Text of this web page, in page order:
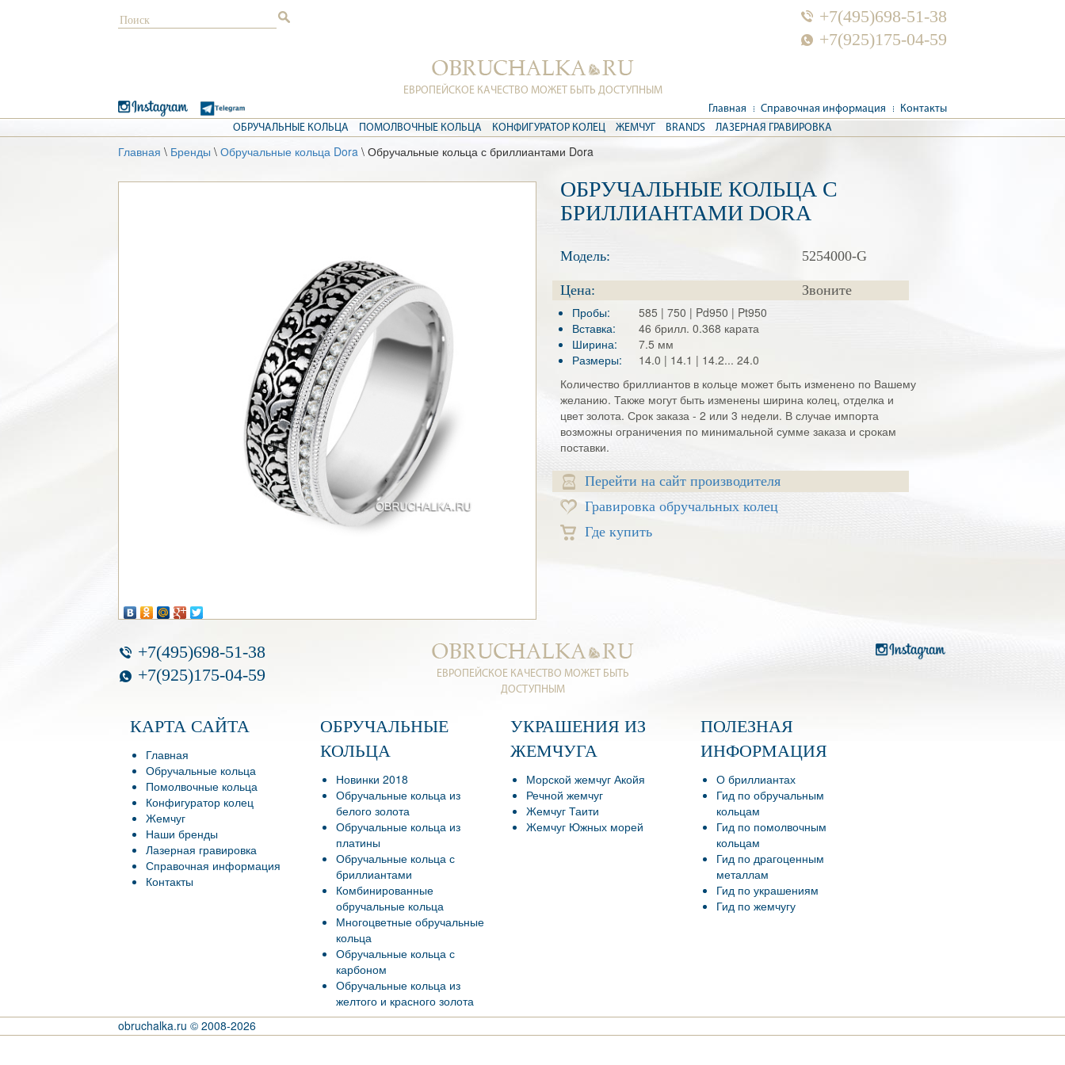
+7(495)698-51-38
+7(925)175-04-59
ЕВРОПЕЙСКОЕ КАЧЕСТВО МОЖЕТ БЫТЬ ДОСТУПНЫМ
Главная
Справочная информация
Контакты
ОБРУЧАЛЬНЫЕ КОЛЬЦА
ПОМОЛВОЧНЫЕ КОЛЬЦА КОНФИГУРАТОР КОЛЕЦ ЖЕМЧУГ BRANDS ЛАЗЕРНАЯ ГРАВИРОВКА
Главная \ Бренды \ Обручальные кольца Dora \ Обручальные кольца с бриллиантами Dora
ОБРУЧАЛЬНЫЕ КОЛЬЦА С
БРИЛЛИАНТАМИ DORA
Модель: 5254000-G
Цена:
Звоните
Пробы:
585 | 750 | Pd950 | Pt950
Вставка:
46 брилл. 0.368 карата
Ширина:
7.5 мм
Размеры:
14.0 | 14.1 | 14.2... 24.0
Количество бриллиантов в кольце может быть изменено по Вашему
желанию. Также могут быть изменены ширина колец, отделка и
цвет золота. Срок заказа - 2 или 3 недели. В случае импорта
возможны ограничения по минимальной сумме заказа и срокам
поставки.
Перейти на сайт производителя
Гравировка обручальных колец
Где купить
+7(495)698-51-38
+7(925)175-04-59
ЕВРОПЕЙСКОЕ КАЧЕСТВО МОЖЕТ БЫТЬ
ДОСТУПНЫМ
КАРТА САЙТА
Главная
Обручальные кольца
Помолвочные кольца
Конфигуратор колец
Жемчуг
Наши бренды
Лазерная гравировка
Справочная информация
Контакты
ОБРУЧАЛЬНЫЕ
КОЛЬЦА
Новинки 2018
Обручальные кольца из
белого золота
Обручальные кольца из
платины
Обручальные кольца с
бриллиантами
Комбинированные
обручальные кольца
Многоцветные обручальные
кольца
Обручальные кольца с
карбоном
Обручальные кольца из
желтого и красного золота
УКРАШЕНИЯ ИЗ
ЖЕМЧУГА
Морской жемчуг Акойя
Речной жемчуг
Жемчуг Таити
Жемчуг Южных морей
ПОЛЕЗНАЯ
ИНФОРМАЦИЯ
О бриллиантах
Гид по обручальным
кольцам
Гид по помолвочным
кольцам
Гид по драгоценным
металлам
Гид по украшениям
Гид по жемчугу
obruchalka.ru © 2008-2026